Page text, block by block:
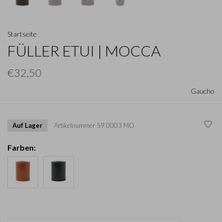
Startseite
FÜLLER ETUI | MOCCA
€32,50
Gaucho
Auf Lager Artikelnummer 59 0003 MO
Farben: